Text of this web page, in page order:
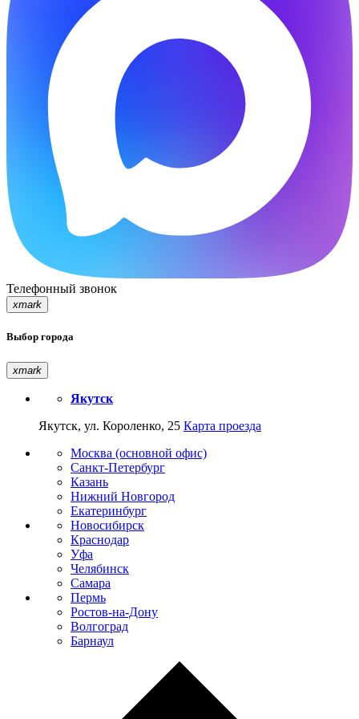
Телефонный звонок
xmark
Выбор города
xmark
Якутск
Якутск, ул. Короленко, 25 Карта проезда
Москва (основной офис)
Санкт-Петербург
Казань
Нижний Новгород
Екатеринбург
Новосибирск
Краснодар
Уфа
Челябинск
Самара
Пермь
Ростов-на-Дону
Волгоград
Барнаул